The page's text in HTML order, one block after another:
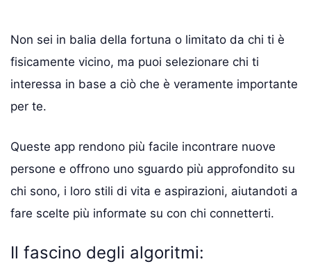
Non sei in balia della fortuna o limitato da chi ti è
fisicamente vicino, ma puoi selezionare chi ti
interessa in base a ciò che è veramente importante
per te.
Queste app rendono più facile incontrare nuove
persone e offrono uno sguardo più approfondito su
chi sono, i loro stili di vita e aspirazioni, aiutandoti a
fare scelte più informate su con chi connetterti.
Il fascino degli algoritmi: